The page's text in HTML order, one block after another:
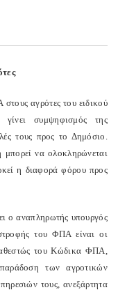
αγρότες του ειδικού
συμψηφισμός της
τους προς το Δημόσιο.
μπορεί να ολοκληρώνεται
η διαφορά φόρου προς
ο αναπληρωτής υπουργός
του ΦΠΑ είναι οι
του Κώδικα ΦΠΑ,
των αγροτικών
τους, ανεξάρτητα